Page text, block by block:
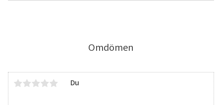
Omdömen
Du